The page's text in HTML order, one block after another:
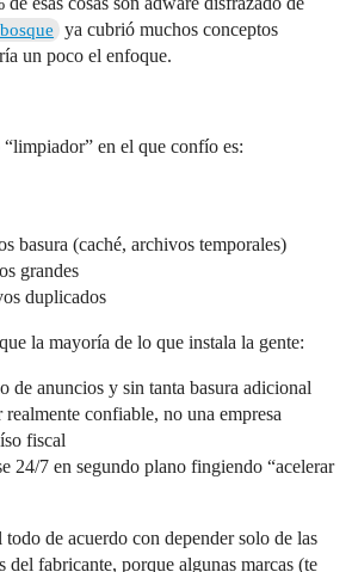
ya cubrió muchos conceptos
un poco el enfoque.
en el que confío es:
basura (caché, archivos temporales)
grandes
duplicados
la mayoría de lo que instala la gente:
de anuncios y sin tanta basura adicional
confiable, no una empresa
fiscal
24/7 en segundo plano fingiendo “acelerar
todo de acuerdo con depender solo de las
del fabricante, porque algunas marcas (te